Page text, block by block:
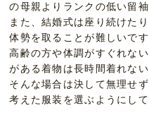
の母親よりランクの低い留
また、結婚式は座り続けた
体勢を取ることが難しいです
高齢の方や体調がすぐれな
がある着物は長時間着れな
そんな場合は決して無理せ
考えた服装を選ぶようにして